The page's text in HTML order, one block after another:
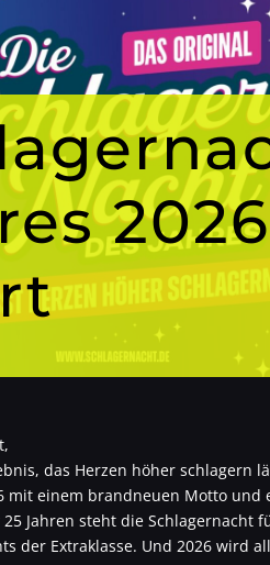
2026
das Herzen höher schlagern
mit einem brandneuen Motto
Jahren steht die Schlagernacht
der Extraklasse. Und 2026 wird